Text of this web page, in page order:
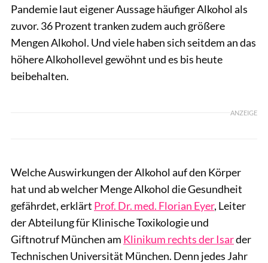
Pandemie laut eigener Aussage häufiger Alkohol als
zuvor. 36 Prozent tranken zudem auch größere
Mengen Alkohol. Und viele haben sich seitdem an das
höhere Alkohollevel gewöhnt und es bis heute
beibehalten.
ANZEIGE
Welche Auswirkungen der Alkohol auf den Körper
hat und ab welcher Menge Alkohol die Gesundheit
gefährdet, erklärt Prof. Dr. med. Florian Eyer, Leiter
der Abteilung für Klinische Toxikologie und
Giftnotruf München am Klinikum rechts der Isarder
Technischen Universität München. Denn jedes Jahr